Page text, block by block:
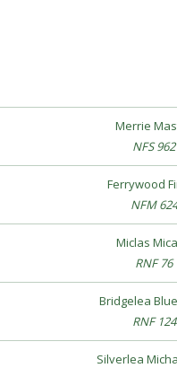
Merrie
NFS 962
Ferrywood
NFM 624
Miclas
RNF 76
Bridgelea
RNF 124
Silverlea